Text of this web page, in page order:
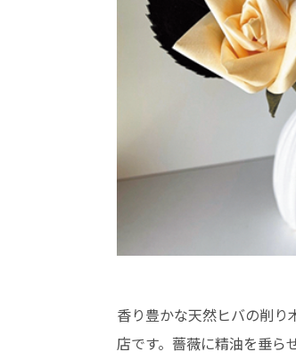
香り豊かな天然ヒバの削り
店です。薔薇に精油を垂ら